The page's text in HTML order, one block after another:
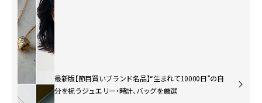
最新版【節目買いブランド名品】“生まれて10000日”の自
分を祝うジュエリー・時計、バッグを厳選